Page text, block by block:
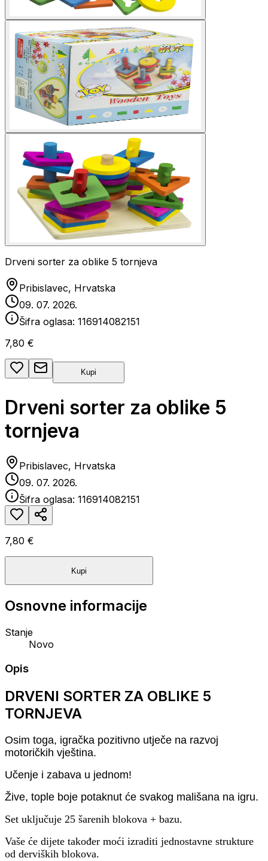
Drveni sorter za oblike 5 tornjeva
Pribislavec, Hrvatska
09. 07. 2026.
Šifra oglasa: 116914082151
7,80 €
Kupi
Drveni sorter za oblike 5
tornjeva
Pribislavec, Hrvatska
09. 07. 2026.
Šifra oglasa: 116914082151
7,80 €
Kupi
Osnovne informacije
Stanje
Novo
Opis
DRVENI SORTER ZA OBLIKE 5
TORNJEVA
Osim toga, igračka pozitivno utječe na razvoj
motoričkih vještina.
Učenje i zabava u jednom!
Žive, tople boje potaknut će svakog mališana na igru.
Set uključuje 25 šarenih blokova + bazu.
Vaše će dijete također moći izraditi jednostavne strukture
od derviških blokova.